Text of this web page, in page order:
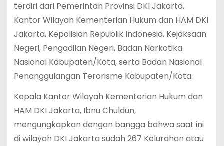
terdiri dari Pemerintah Provinsi DKI Jakarta,
Kantor Wilayah Kementerian Hukum dan HAM DKI
Jakarta, Kepolisian Republik Indonesia, Kejaksaan
Negeri, Pengadilan Negeri, Badan Narkotika
Nasional Kabupaten/Kota, serta Badan Nasional
Penanggulangan Terorisme Kabupaten/Kota.
Kepala Kantor Wilayah Kementerian Hukum dan
HAM DKI Jakarta, Ibnu Chuldun,
mengungkapkan dengan bangga bahwa saat ini
di wilayah DKI Jakarta sudah 267 Kelurahan atau